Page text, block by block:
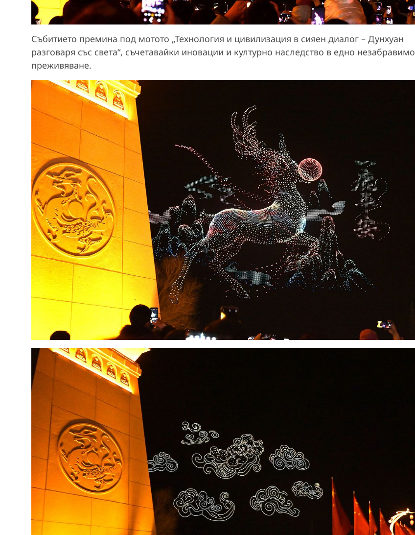
Събитието премина под мотото „Технология и цивилизация в сияен диалог – Дунхуан
разговаря със света“, съчетавайки иновации и културно наследство в едно незабравимо
преживяване.